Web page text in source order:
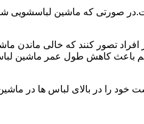
صورتی که ماشین لباسشویی
تصور کنند که خالی ماندن
باعث کاهش طول عمر ماشین
خود را در بالای لباس ها در